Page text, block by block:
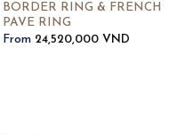
BORDER RING & FRENCH
PAVE RING
From 24,520,000 VND